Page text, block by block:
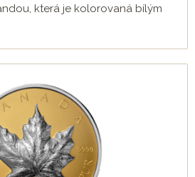
která je kolorovaná bílým